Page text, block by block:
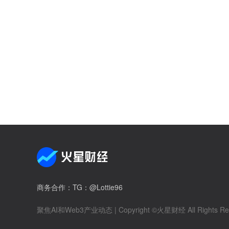
商务合作 ：TG：@Lottie96
聚焦AI和Web3产业动态 | Copyright ©火星财经 All Rights